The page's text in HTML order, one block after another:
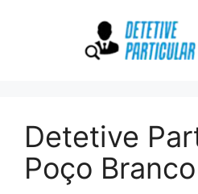
Detetive
Poço